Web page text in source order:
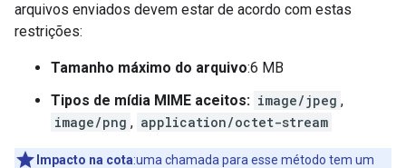
arquivos enviados devem estar de acordo com estas
restrições:
Tamanho máximo do arquivo:6 MB
Tipos de mídia MIME aceitos: image/jpeg ,
image/png , application/octet-stream
Impacto na cota:uma chamada para esse método tem um